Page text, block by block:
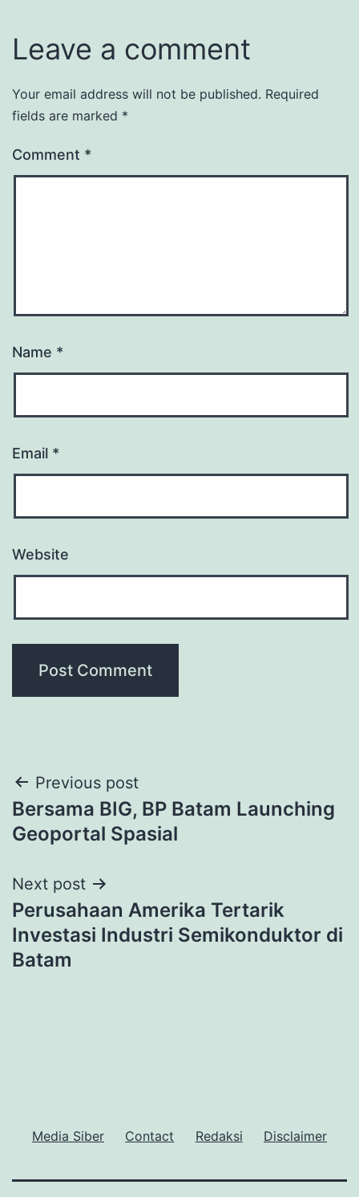
Leave a comment
Your email address will not be published. Required
fields are marked *
Comment *
Name *
Email *
Website
Post
navigation
Previous post
Bersama BIG, BP Batam Launching
Geoportal Spasial
Next post
Perusahaan Amerika Tertarik
Investasi Industri Semikonduktor di
Batam
Media Siber Contact Redaksi Disclaimer